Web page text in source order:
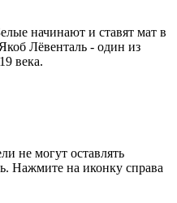
начинают и ставят мат в
Лёвенталь - один из
века.
не могут оставлять
Нажмите на иконку справа